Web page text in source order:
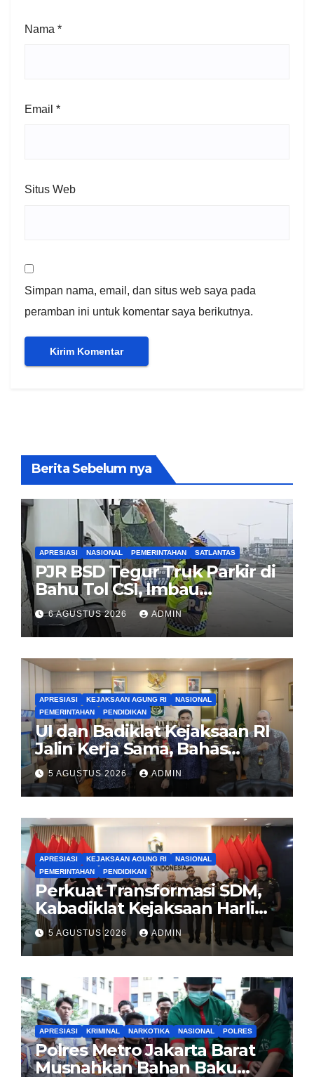
Nama *
Email *
Situs Web
Simpan nama, email, dan situs web saya pada
peramban ini untuk komentar saya berikutnya.
Berita Sebelum nya
APRESIASI NASIONAL PEMERINTAHAN SATLANTAS
PJR BSD Tegur Truk Parkir di
Bahu Tol CSI, Imbau
Pengendara Tertib
6 AGUSTUS 2026 ADMIN
APRESIASI KEJAKSAAN AGUNG RI
NASIONAL
PEMERINTAHAN
PENDIDIKAN
UI dan Badiklat Kejaksaan RI
Jalin Kerja Sama, Bahas
Pembentukan Pusat Studi
Kajian Kejaksaan
5 AGUSTUS 2026 ADMIN
APRESIASI KEJAKSAAN AGUNG RI
NASIONAL
PEMERINTAHAN
PENDIDIKAN
Perkuat Transformasi SDM,
Kabadiklat Kejaksaan Harli
Siregar Jalin Sinergi dengan
LAN RI
5 AGUSTUS 2026 ADMIN
APRESIASI KRIMINAL NARKOTIKA NASIONAL POLRES
Polres Metro Jakarta Barat
Musnahkan Bahan Baku